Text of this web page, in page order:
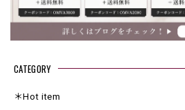
CATEGORY
＊Hot item